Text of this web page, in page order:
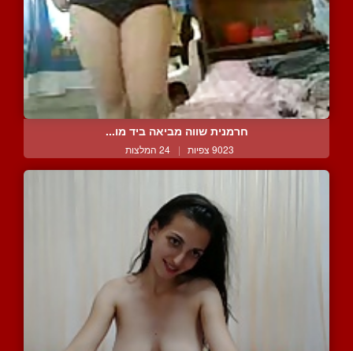
חרמנית שווה מביאה ביד מו...
9023 צפיות | 24 המלצות